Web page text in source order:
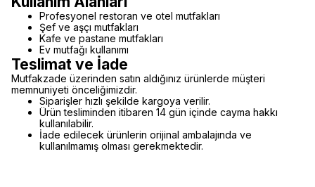
Profesyonel restoran ve otel mutfakları
Şef ve aşçı mutfakları
Kafe ve pastane mutfakları
Ev mutfağı kullanımı
Teslimat ve İade
Mutfakzade üzerinden satın aldığınız ürünlerde müşteri
memnuniyeti önceliğimizdir.
Siparişler hızlı şekilde kargoya verilir.
Ürün tesliminden itibaren 14 gün içinde cayma hakkı
kullanılabilir.
İade edilecek ürünlerin orijinal ambalajında ve
kullanılmamış olması gerekmektedir.